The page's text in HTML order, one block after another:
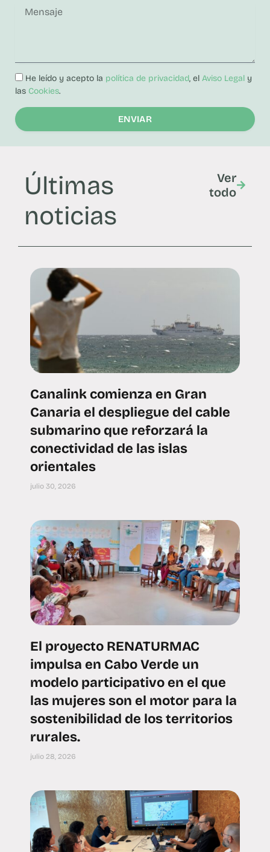
He leído y acepto la política de privacidad, el Aviso Legal y
las Cookies.
ENVIAR
Últimas
noticias
Ver
todo
Canalink comienza en Gran
Canaria el despliegue del cable
submarino que reforzará la
conectividad de las islas
orientales
julio 30, 2026
El proyecto RENATURMAC
impulsa en Cabo Verde un
modelo participativo en el que
las mujeres son el motor para la
sostenibilidad de los territorios
rurales.
julio 28, 2026